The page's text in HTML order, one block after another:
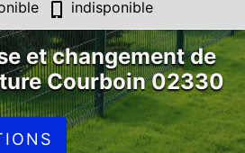
indisponible
et changement de
Courboin 02330